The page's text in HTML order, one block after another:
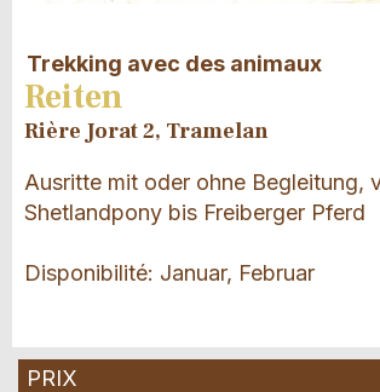
Trekking avec des animaux
Reiten
Rière Jorat 2, Tramelan
Ausritte mit oder ohne Begleitung,
Shetlandpony bis Freiberger Pferd
Disponibilité: Januar, Februar
PRIX